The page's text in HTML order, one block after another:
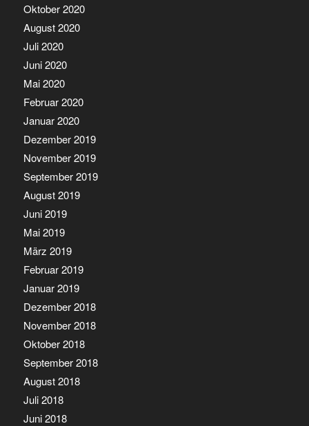
Oktober 2020
August 2020
Juli 2020
Juni 2020
Mai 2020
Februar 2020
Januar 2020
Dezember 2019
November 2019
September 2019
August 2019
Juni 2019
Mai 2019
März 2019
Februar 2019
Januar 2019
Dezember 2018
November 2018
Oktober 2018
September 2018
August 2018
Juli 2018
Juni 2018